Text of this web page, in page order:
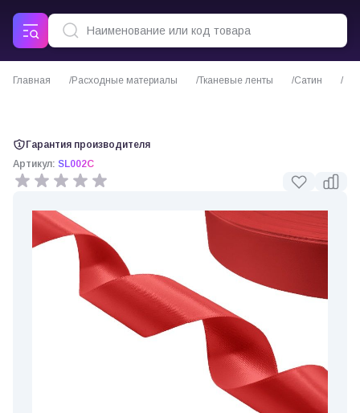
Главная Расходные материалы Тканевые ленты
Сатин
Гарантия производителя
Артикул: SL002C